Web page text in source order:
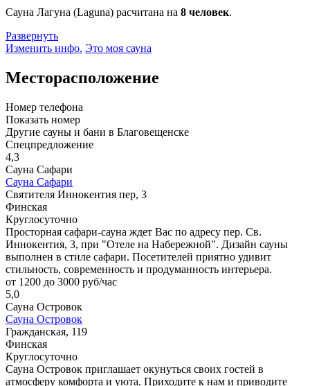
Сауна Лагуна (Laguna) расчитана на 8 человек.
Развернуть
Изменить инфо. Это моя сауна
Месторасположение
Номер телефона
Показать номер
Другие сауны и бани в Благовещенске
Спецпредложение
4,3
Сауна Сафари
Сауна Сафари
Святителя Иннокентия пер, 3
Финская
Круглосуточно
Просторная сафари-сауна ждет Вас по адресу пер. Св.
Иннокентия, 3, при "Отеле на Набережной". Дизайн сауны
выполнен в стиле сафари. Посетителей приятно удивит
стильность, современность и продуманность интерьера.
от 1200 до 3000 руб/час
5,0
Сауна Островок
Сауна Островок
Гражданская, 119
Финская
Круглосуточно
Сауна Островок приглашает окунуться своих гостей в
атмосферу комфорта и уюта. Приходите к нам и приводите